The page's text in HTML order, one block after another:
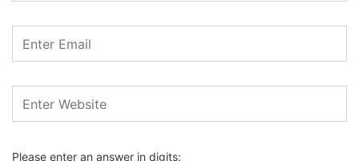
Please enter an answer in digits: